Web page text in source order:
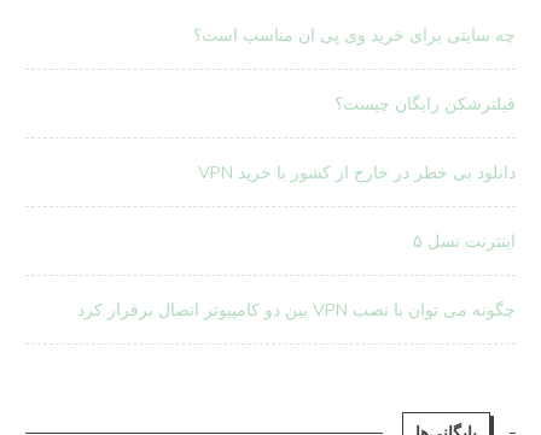
چه سایتی برای خرید وی پی ان مناسب است؟
فیلترشکن رایگان چیست؟
دانلود بی خطر در خارج از کشور با خرید VPN
اینترنت نسل ۵
چگونه می توان با نصب VPN بین دو کامپیوتر اتصال برقرار کرد